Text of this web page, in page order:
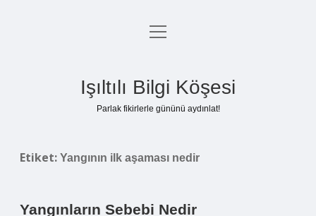
Anasayfa
Yasal Uyarı
menüyü
Işıltılı Bilgi Köşesi
Parlak fikirlerle gününü aydınlat!
Etiket: Yangının ilk aşaması nedir
Yangınların Sebebi Nedir